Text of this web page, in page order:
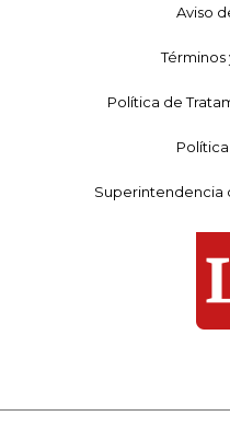
Aviso
Política de
Superintendencia